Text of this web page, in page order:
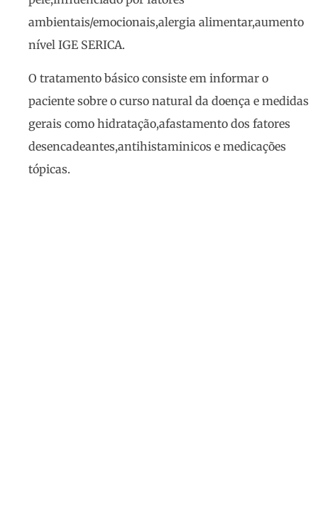
ambientais/emocionais,alergia alimentar,aumento
nível IGE SERICA.
O tratamento básico consiste em informar o
paciente sobre o curso natural da doença e medidas
gerais como hidratação,afastamento dos fatores
desencadeantes,antihistaminicos e medicações
tópicas.